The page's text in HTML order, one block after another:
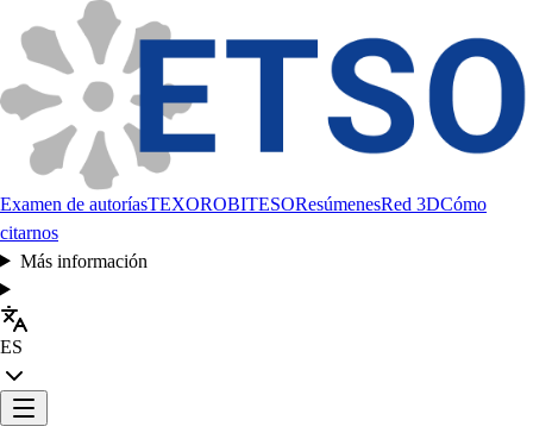
Examen de autoríasTEXOROBITESOResúmenesRed 3DCómo
citarnos
Más información
ES